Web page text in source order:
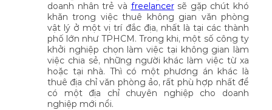
doanh nhân trẻ và freelancersẽ gặp chút khó
khăn trong việc thuê không gian văn phòng
vật lý ở một vị trí đắc địa, nhất là tại các thành
phố lớn như TPHCM. Trong khi, một số công ty
khởi nghiệp chọn làm việc tại không gian làm
việc chia sẻ, những người khác làm việc từ xa
hoặc tại nhà. Thì có một phương án khác là
thuê địa chỉ văn phòng ảo, rất phù hợp nhất để
có một địa chỉ chuyên nghiệp cho doanh
nghiệp mới nổi.